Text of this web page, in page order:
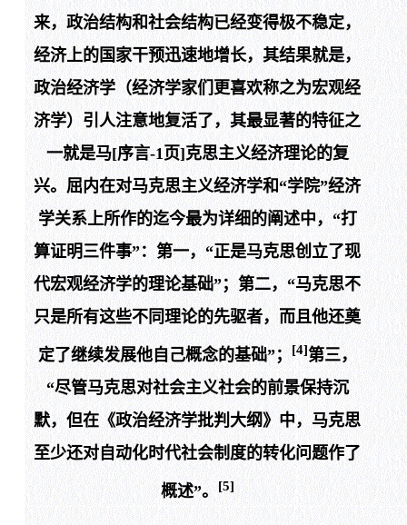
来，政治结构和社会结构已经变得极不稳定，
经济上的国家干预迅速地增长，其结果就是，
政治经济学（经济学家们更喜欢称之为宏观经
济学）引人注意地复活了，其最显著的特征之
一就是马[序言-1页]克思主义经济理论的复
兴。屈内在对马克思主义经济学和“学院”经济
学关系上所作的迄今最为详细的阐述中，“打
算证明三件事”：第一，“正是马克思创立了现
代宏观经济学的理论基础”；第二，“马克思不
只是所有这些不同理论的先驱者，而且他还奠
定了继续发展他自己概念的基础”； [4]第三，
“尽管马克思对社会主义社会的前景保持沉
默，但在《政治经济学批判大纲》中，马克思
至少还对自动化时代社会制度的转化问题作了
概述”。 [5]